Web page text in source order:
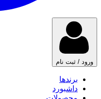
ورود / ثبت نام
برندها
داشبورد